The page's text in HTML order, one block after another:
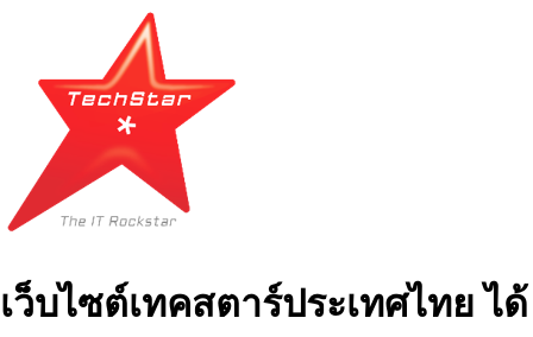
เว็บไซต์เทคสตาร์ประเทศไทย ได้